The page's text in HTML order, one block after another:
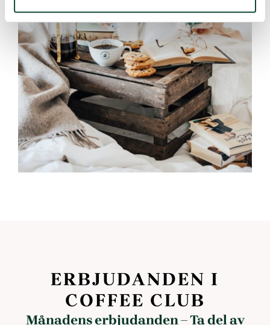
ERBJUDANDEN I
COFFEE CLUB
Månadens erbjudanden – Ta del av